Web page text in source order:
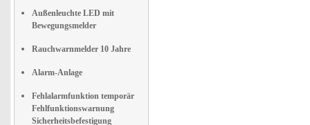
Außenleuchte LED mit
Bewegungsmelder
Rauchwarnmelder 10 Jahre
Alarm-Anlage
Fehlalarmfunktion temporär
Fehlfunktionswarnung
Sicherheitsbefestigung